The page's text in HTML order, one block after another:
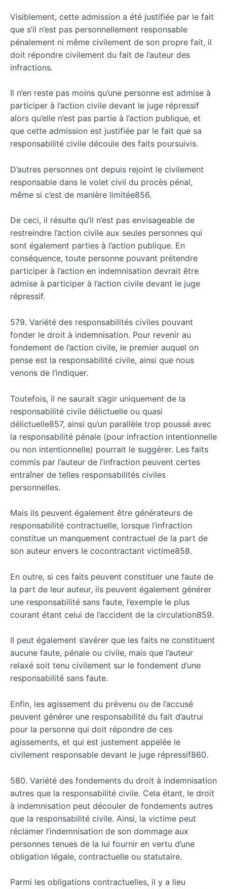
Visiblement, cette admission a été justifiée par le fait
que s’il n’est pas personnellement responsable
pénalement ni même civilement de son propre fait, il
doit répondre civilement du fait de l’auteur des
infractions.
Il n’en reste pas moins qu’une personne est admise à
participer à l’action civile devant le juge répressif
alors qu’elle n’est pas partie à l’action publique, et
que cette admission est justifiée par le fait que sa
responsabilité civile découle des faits poursuivis.
D’autres personnes ont depuis rejoint le civilement
responsable dans le volet civil du procès pénal,
même si c’est de manière limitée856.
De ceci, il résulte qu’il n’est pas envisageable de
restreindre l’action civile aux seules personnes qui
sont également parties à l’action publique. En
conséquence, toute personne pouvant prétendre
participer à l’action en indemnisation devrait être
admise à participer à l’action civile devant le juge
répressif.
579. Variété des responsabilités civiles pouvant
fonder le droit à indemnisation. Pour revenir au
fondement de l’action civile, le premier auquel on
pense est la responsabilité civile, ainsi que nous
venons de l’indiquer.
Toutefois, il ne saurait s’agir uniquement de la
responsabilité civile délictuelle ou quasi
délictuelle857, ainsi qu’un parallèle trop poussé avec
la responsabilité pénale (pour infraction intentionnelle
ou non intentionnelle) pourrait le suggérer. Les faits
commis par l’auteur de l’infraction peuvent certes
entraîner de telles responsabilités civiles
personnelles.
Mais ils peuvent également être générateurs de
responsabilité contractuelle, lorsque l’infraction
constitue un manquement contractuel de la part de
son auteur envers le cocontractant victime858.
En outre, si ces faits peuvent constituer une faute de
la part de leur auteur, ils peuvent également générer
une responsabilité sans faute, l’exemple le plus
courant étant celui de l’accident de la circulation859.
Il peut également s’avérer que les faits ne constituent
aucune faute, pénale ou civile, mais que l’auteur
relaxé soit tenu civilement sur le fondement d’une
responsabilité sans faute.
Enfin, les agissement du prévenu ou de l’accusé
peuvent générer une responsabilité du fait d’autrui
pour la personne qui doit répondre de ces
agissements, et qui est justement appelée le
civilement responsable devant le juge répressif860.
580. Variété des fondements du droit à indemnisation
autres que la responsabilité civile. Cela étant, le droit
à indemnisation peut découler de fondements autres
que la responsabilité civile. Ainsi, la victime peut
réclamer l’indemnisation de son dommage aux
personnes tenues de la lui fournir en vertu d’une
obligation légale, contractuelle ou statutaire.
Parmi les obligations contractuelles, il y a lieu